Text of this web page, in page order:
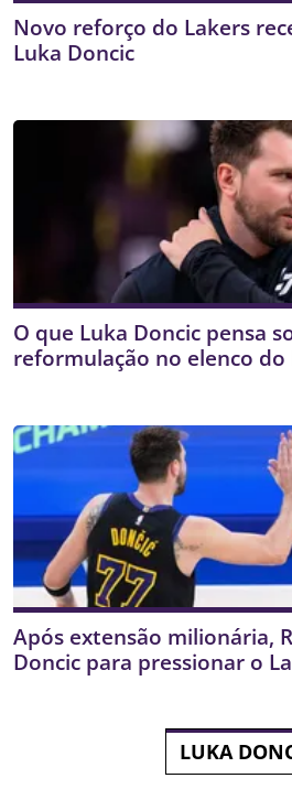
Novo reforço do Lakers
Luka Doncic
O que Luka Doncic pensa
reformulação no elenco do
Após extensão milionária,
Doncic para pressionar o
LUKA